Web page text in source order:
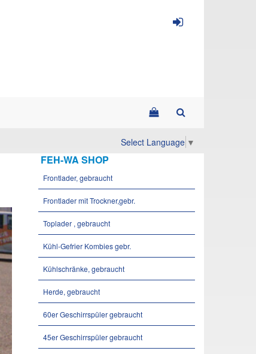
Select Language ▼
FEH-WA SHOP
Frontlader, gebraucht
Frontlader mit Trockner,gebr.
Toplader , gebraucht
Kühl-Gefrier Kombies gebr.
Kühlschränke, gebraucht
Herde, gebraucht
60er Geschirrspüler gebraucht
45er Geschirrspüler gebraucht